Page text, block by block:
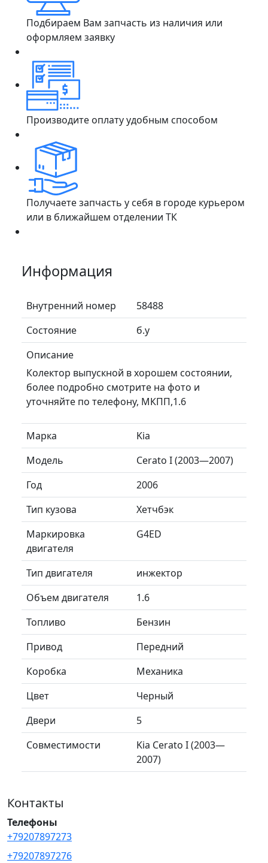
Подбираем Вам запчасть из наличия или
оформляем заявку
Производите оплату удобным способом
Получаете запчасть у себя в городе курьером
или в ближайшем отделении ТК
Информация
Внутренний номер
58488
Состояние
б.у
Описание
Колектор выпускной в хорошем состоянии,
более подробно смотрите на фото и
уточняйте по телефону, МКПП,1.6
Марка
Kia
Модель
Cerato I (2003—2007)
Год
2006
Тип кузова
Хетчбэк
Маркировка
двигателя
G4ED
Тип двигателя
инжектор
Объем двигателя
1.6
Топливо
Бензин
Привод
Передний
Коробка
Механика
Цвет
Черный
Двери
5
Совместимости
Kia Cerato I (2003—
2007)
Контакты
Телефоны
+79207897273
+79207897276